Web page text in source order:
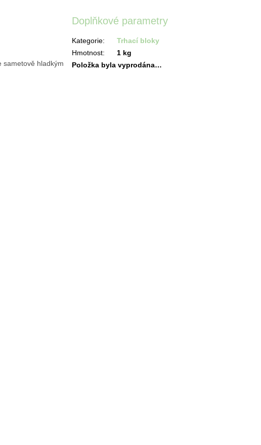
sametově hladkým
Doplňkové parametry
Kategorie:
Trhací bloky
Hmotnost:
1 kg
Položka byla vyprodána…